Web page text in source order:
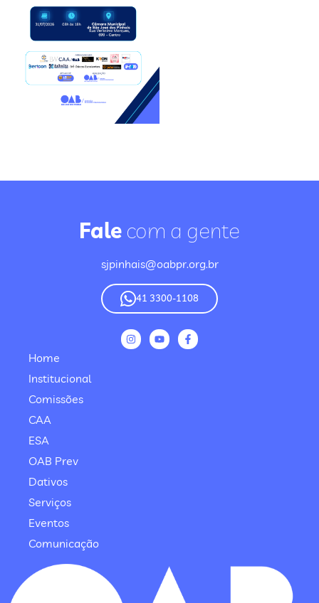
Fale com a gente
sjpinhais@oabpr.org.br
41 3300-1108
Home
Institucional
Comissões
CAA
ESA
OAB Prev
Dativos
Serviços
Eventos
Comunicação